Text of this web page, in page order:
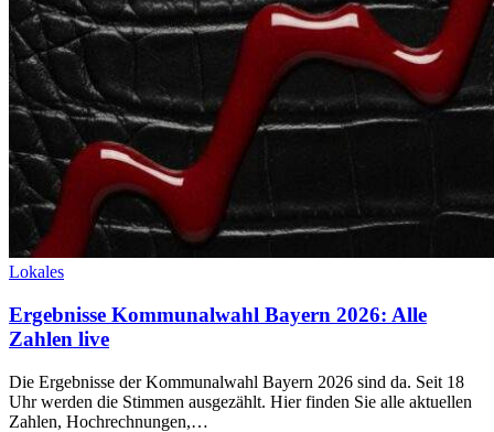
Lokales
Ergebnisse Kommunalwahl Bayern 2026: Alle
Zahlen live
Die Ergebnisse der Kommunalwahl Bayern 2026 sind da. Seit 18
Uhr werden die Stimmen ausgezählt. Hier finden Sie alle aktuellen
Zahlen, Hochrechnungen,…